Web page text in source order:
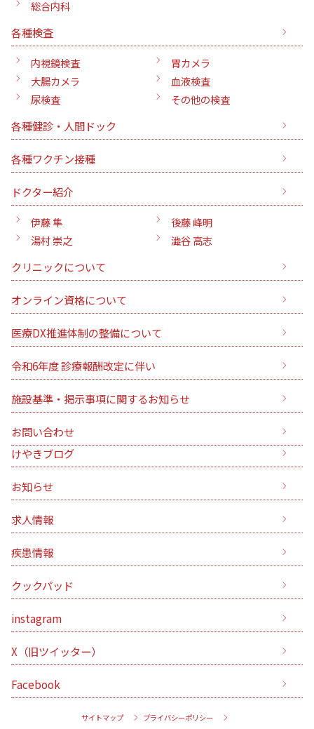
総合内科
各種検査
内視鏡検査
胃カメラ
大腸カメラ
血液検査
尿検査
その他の検査
各種健診・人間ドック
各種ワクチン接種
ドクター紹介
伊藤 隼
後藤 峰明
湯村 崇之
澁谷 高志
クリニックについて
オンライン資格について
医療DX推進体制の整備について
令和6年度 診療報酬改定に伴い
施設基準・掲示事項に関するお知らせ
お問い合わせ
けやきブログ
お知らせ
求人情報
疾患情報
クックパッド
instagram
X（旧ツイッター）
Facebook
サイトマップ
プライバシーポリシー